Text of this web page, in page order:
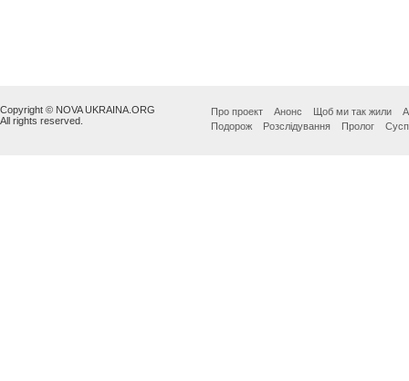
Copyright © NOVA UKRAINA.ORG
All rights reserved.
Про проект Анонс Щоб ми так жили
Подорож
Розслідування Пролог